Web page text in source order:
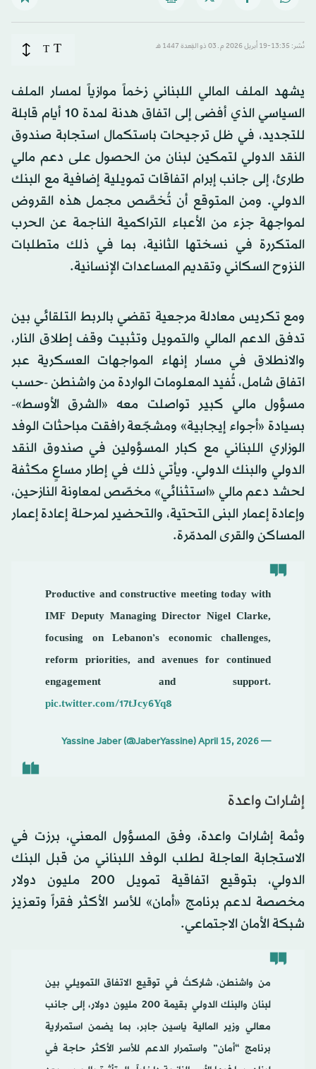
نُشر: 13:35-19 أبريل 2026 م ـ 03 ذو القِعدة 1447 هـ T
T
يشهد الملف المالي اللبناني زخماً موازياً لمسار الملف
السياسي الذي أفضى إلى اتفاق هدنة لمدة 10 أيام قابلة
للتجديد، في ظل ترجيحات باستكمال استجابة صندوق
النقد الدولي لتمكين لبنان من الحصول على دعم مالي
طارئ، إلى جانب إبرام اتفاقات تمويلية إضافية مع البنك
الدولي. ومن المتوقع أن تُخصَّص مجمل هذه القروض
لمواجهة جزء من الأعباء التراكمية الناجمة عن الحرب
المتكررة في نسختها الثانية، بما في ذلك متطلبات
النزوح السكاني وتقديم المساعدات الإنسانية.
ومع تكريس معادلة مرجعية تقضي بالربط التلقائي بين
تدفق الدعم المالي والتمويل وتثبيت وقف إطلاق النار،
والانطلاق في مسار إنهاء المواجهات العسكرية عبر
اتفاق شامل، تُفيد المعلومات الواردة من واشنطن -حسب
مسؤول مالي كبير تواصلت معه «الشرق الأوسط»-
بسيادة «أجواء إيجابية» ومشجّعة رافقت مباحثات الوفد
الوزاري اللبناني مع كبار المسؤولين في صندوق النقد
الدولي والبنك الدولي. ويأتي ذلك في إطار مساعٍ مكثفة
لحشد دعم مالي «استثنائي» مخصّص لمعاونة النازحين،
وإعادة إعمار البنى التحتية، والتحضير لمرحلة إعادة إعمار
المساكن والقرى المدمّرة.
Productive and constructive meeting today with
IMF Deputy Managing Director Nigel Clarke,
focusing on Lebanon’s economic challenges,
reform priorities, and avenues for continued
engagement and support.
pic.twitter.com/17tJcy6Yq8
— Yassine Jaber (@JaberYassine)
April 15, 2026
إشارات واعدة
وثمة إشارات واعدة، وفق المسؤول المعني، برزت في
الاستجابة العاجلة لطلب الوفد اللبناني من قبل البنك
الدولي، بتوقيع اتفاقية تمويل 200 مليون دولار
مخصصة لدعم برنامج «أمان» للأسر الأكثر فقراً وتعزيز
شبكة الأمان الاجتماعي.
من واشنطن، شاركتُ في توقيع الاتفاق التمويلي بين
لبنان والبنك الدولي بقيمة 200 مليون دولار، إلى جانب
معالي وزير المالية ياسين جابر، بما يضمن استمرارية
برنامج “أمان” واستمرار الدعم للأسر الأكثر حاجة في